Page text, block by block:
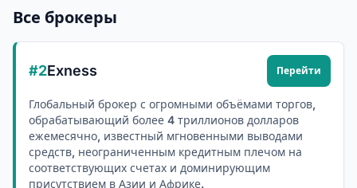
Все брокеры
#2Exness Перейти
Глобальный брокер с огромными объёмами торгов,
обрабатывающий более 4 триллионов долларов
ежемесячно, известный мгновенными выводами
средств, неограниченным кредитным плечом на
соответствующих счетах и доминирующим
присутствием в Азии и Африке.